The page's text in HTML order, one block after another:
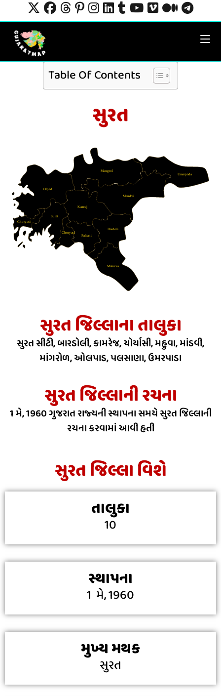
Table Of Contents
સુરત
Mahuva
Bardoli
Palsana
Choryasi
Choryasi
Umarpada
Mangrol
Mandvi
Kamrej
Surat
Olpad
સુરત જિલ્લાના તાલુકા
સુરત સીટી, બારડોલી, કામરેજ, ચોર્યાસી, મહુવા, માંડવી,
માંગરોળ, ઓલપાડ, પલસાણા, ઉમરપાડા
સુરત જિલ્લાની રચના
1 મે, 1960 ગુજરાત રાજ્યની સ્થાપના સમયે સુરત જિલ્લાની
રચના કરવામાં આવી હતી
સુરત જિલ્લા વિશે
તાલુકા
10
સ્થાપના
1 મે, 1960
મુખ્ય મથક
સુરત